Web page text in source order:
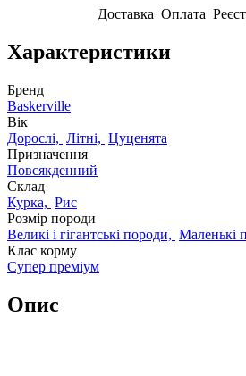
Доставка Оплата
Характеристики
Бренд
Baskerville
Вік
Дорослі, Літні, Цуценята
Призначення
Повсякденний
Склад
Курка, Рис
Розмір породи
Великі і гігантські породи, Маленькі
Клас корму
Супер преміум
Опис